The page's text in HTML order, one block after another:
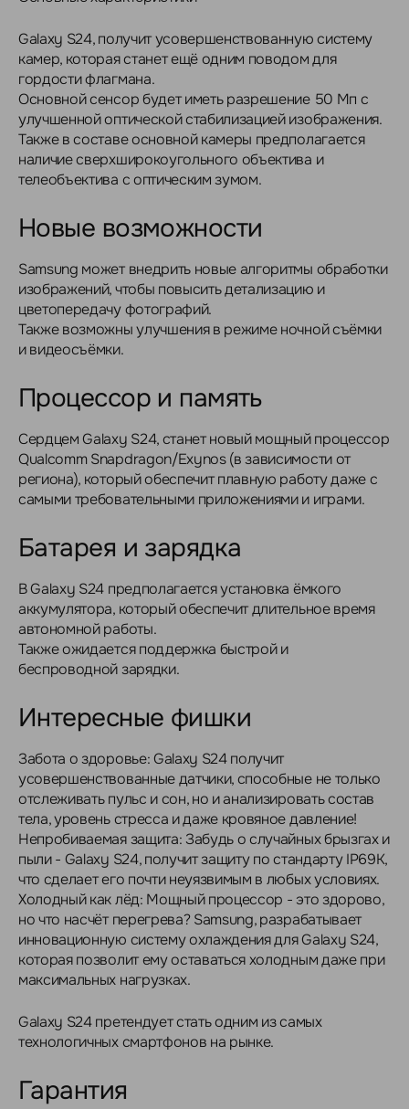
Galaxy S24, получит усовершенствованную систему
камер, которая станет ещё одним поводом для
гордости флагмана.
Основной сенсор будет иметь разрешение 50 Мп с
улучшенной оптической стабилизацией изображения.
Также в составе основной камеры предполагается
наличие сверхширокоугольного объектива и
телеобъектива с оптическим зумом.
Новые возможности
Samsung может внедрить новые алгоритмы обработки
изображений, чтобы повысить детализацию и
цветопередачу фотографий.
Также возможны улучшения в режиме ночной съёмки
и видеосъёмки.
Процессор и память
Сердцем Galaxy S24, станет новый мощный процессор
Qualcomm Snapdragon/Exynos (в зависимости от
региона), который обеспечит плавную работу даже с
самыми требовательными приложениями и играми.
Батарея и зарядка
В Galaxy S24 предполагается установка ёмкого
аккумулятора, который обеспечит длительное время
автономной работы.
Также ожидается поддержка быстрой и
беспроводной зарядки.
Интересные фишки
Забота о здоровье: Galaxy S24 получит
усовершенствованные датчики, способные не только
отслеживать пульс и сон, но и анализировать состав
тела, уровень стресса и даже кровяное давление!
Непробиваемая защита: Забудь о случайных брызгах и
пыли - Galaxy S24, получит защиту по стандарту IP69K,
что сделает его почти неуязвимым в любых условиях.
Холодный как лёд: Мощный процессор - это здорово,
но что насчёт перегрева? Samsung, разрабатывает
инновационную систему охлаждения для Galaxy S24,
которая позволит ему оставаться холодным даже при
максимальных нагрузках.
Galaxy S24 претендует стать одним из самых
технологичных смартфонов на рынке.
Гарантия